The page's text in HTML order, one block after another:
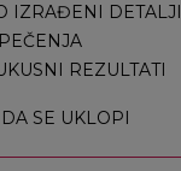
IZRAĐENI DETALJI
REZULTATI
SE UKLOPI